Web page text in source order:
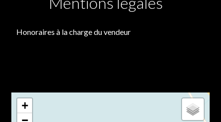
Honoraires à la charge du vendeur
+